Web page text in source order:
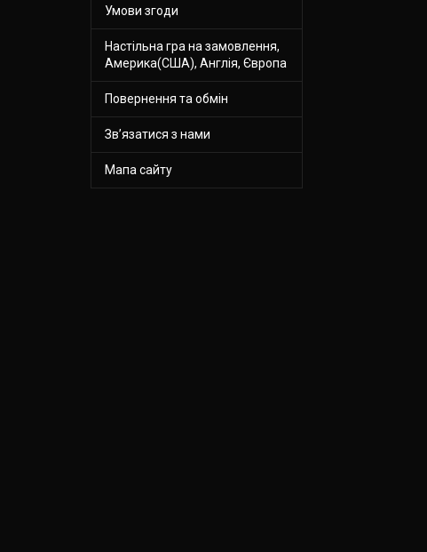
Умови згоди
Настільна гра на замовлення,
Америка(США), Англія, Європа
Повернення та обмін
Зв’язатися з нами
Мапа сайту